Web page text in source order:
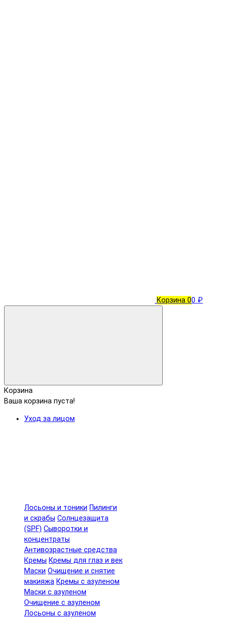
Корзина 00 ₽
Корзина
Ваша корзина пуста!
Уход за лицом
Лосьоны и тоники Пилинги
и скрабы Солнцезащита
(SPF) Сыворотки и
концентраты
Антивозрастные средства
Кремы Кремы для глаз и век
Маски Очищение и снятие
макияжа Кремы с азуленом
Маски с азуленом
Очищение с азуленом
Лосьоны с азуленом